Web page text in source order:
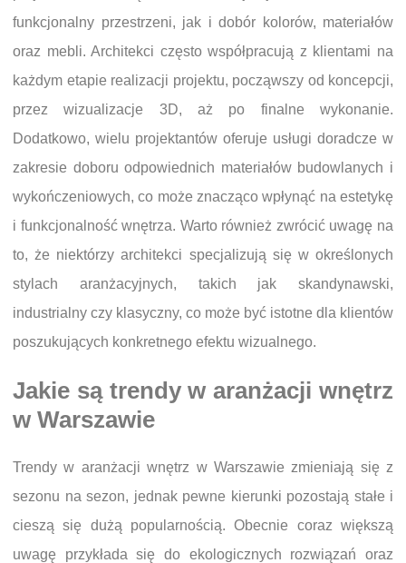
funkcjonalny przestrzeni, jak i dobór kolorów, materiałów
oraz mebli. Architekci często współpracują z klientami na
każdym etapie realizacji projektu, począwszy od koncepcji,
przez wizualizacje 3D, aż po finalne wykonanie.
Dodatkowo, wielu projektantów oferuje usługi doradcze w
zakresie doboru odpowiednich materiałów budowlanych i
wykończeniowych, co może znacząco wpłynąć na estetykę
i funkcjonalność wnętrza. Warto również zwrócić uwagę na
to, że niektórzy architekci specjalizują się w określonych
stylach aranżacyjnych, takich jak skandynawski,
industrialny czy klasyczny, co może być istotne dla klientów
poszukujących konkretnego efektu wizualnego.
Jakie są trendy w aranżacji wnętrz
w Warszawie
Trendy w aranżacji wnętrz w Warszawie zmieniają się z
sezonu na sezon, jednak pewne kierunki pozostają stałe i
cieszą się dużą popularnością. Obecnie coraz większą
uwagę przykłada się do ekologicznych rozwiązań oraz